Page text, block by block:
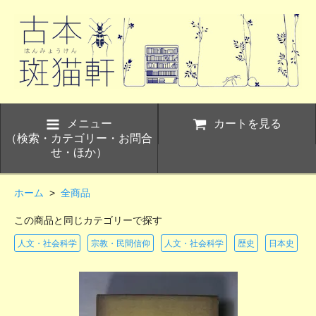
メニュー
（検索・カテゴリー・お問合
せ・ほか）
カートを見る
ホーム > 全商品
この商品と同じカテゴリーで探す
人文・社会科学 宗教・民間信仰 人文・社会科学 歴史 日本史